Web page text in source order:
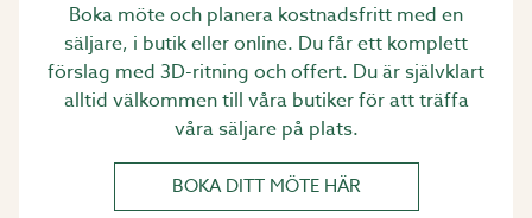
Boka möte och planera kostnadsfritt med en
säljare, i butik eller online. Du får ett komplett
förslag med 3D-ritning och offert. Du är självklart
alltid välkommen till våra butiker för att träffa
våra säljare på plats.
BOKA DITT MÖTE HÄR